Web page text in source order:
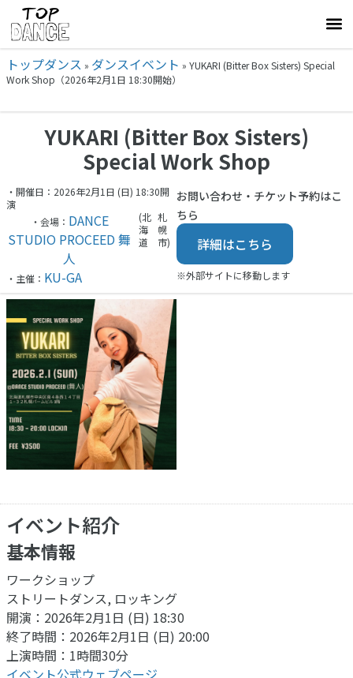
トップダンス » ダンスイベント » YUKARI (Bitter Box Sisters) Special
Work Shop（2026年2月1日 18:30開始）
YUKARI (Bitter Box Sisters)
Special Work Shop
・開催日：2026年2月1日 (日) 18:30開
演
・会場： DANCE
STUDIO PROCEED 舞
人
(北
海
道
札
幌
市)
・主催： KU-GA
お問い合わせ・チケット予約はこ
ちら
詳細はこちら
※外部サイトに移動します
イベント紹介
基本情報
ワークショップ
ストリートダンス, ロッキング
開演：2026年2月1日 (日) 18:30
終了時間：2026年2月1日 (日) 20:00
上演時間：1時間30分
イベント公式ウェブページ